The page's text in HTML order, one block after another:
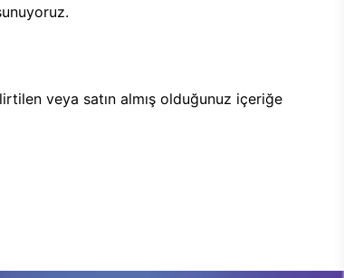
veya satın almış olduğunuz içeriğe